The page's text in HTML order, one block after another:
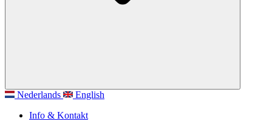
Nederlands
English
Info & Kontakt